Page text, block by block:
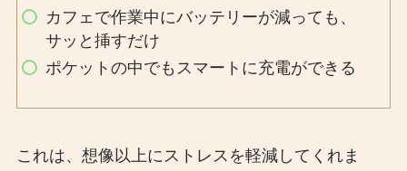
カフェで作業中にバッテリーが減っても、
サッと挿すだけ
ポケットの中でもスマートに充電ができる
これは、想像以上にストレスを軽減してくれま